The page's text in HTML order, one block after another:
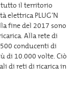
tutto il territorio
elettrica PLUG’N
fine del 2017 sono
Alla rete di
conducenti di
di 10.000 volte. Ciò
di reti di ricarica in